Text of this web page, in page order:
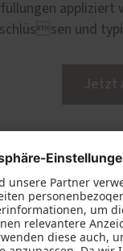
appliziert
und
RAL 9005, matt